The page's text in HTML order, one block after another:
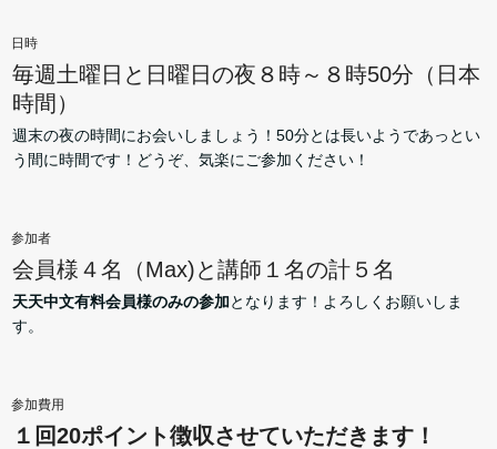
日時
毎週土曜日と日曜日の夜８時～８時50分（日本
時間）
週末の夜の時間にお会いしましょう！50分とは長いようであっとい
う間に時間です！どうぞ、気楽にご参加ください！
参加者
会員様４名（Max)と講師１名の計５名
天天中文有料会員様のみの参加となります！よろしくお願いしま
す。
参加費用
１回20ポイント徴収させていただきます！